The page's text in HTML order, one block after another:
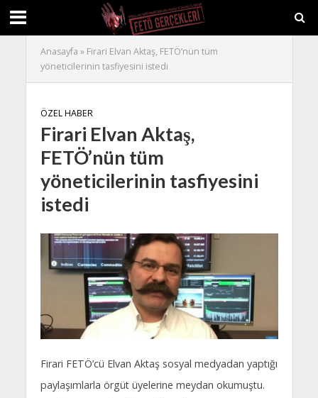
Anasayfa » Firari Elvan Aktaş, FETÖ’nün tüm
yöneticilerinin tasfiyesini istedi
ÖZEL HABER
Firari Elvan Aktaş,
FETÖ’nün tüm
yöneticilerinin tasfiyesini
istedi
Firari FETÖ’cü Elvan Aktaş sosyal medyadan yaptığı
paylaşımlarla örgüt üyelerine meydan okumuştu.